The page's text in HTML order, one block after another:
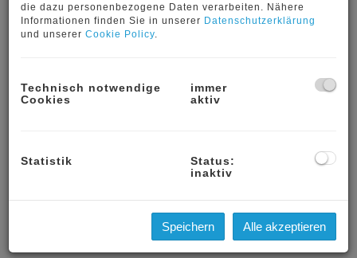
Eingang vom Innenhof
Beschreibung
branchenfrei zu vermieten:
Ecklokal mit großen Glasflächen
die dazu personenbezogene Daten verarbeiten. Nähere
Informationen finden Sie in unserer Datenschutzerklärung
und unserer Cookie Policy
Technisch notwendige
Cookies
immer
aktiv
Statistik
Status:
inaktiv
Speichern Alle akzeptieren